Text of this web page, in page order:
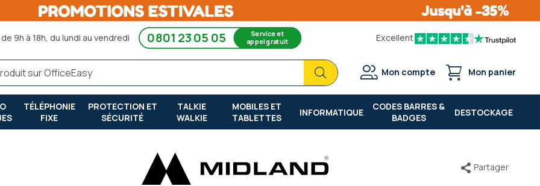
9h à 18h, du lundi au vendredi 0801 23 05 05 Service et
appel gratuit Excellent
Chercher
Chercher
Mon compte Mon panier
TÉLÉPHONIE
FIXE
PROTECTION ET
SÉCURITÉ
TALKIE
WALKIE
MOBILES ET
TABLETTES
INFORMATIQUE
CODES BARRES &
BADGES
DESTOCKAGE
Partager